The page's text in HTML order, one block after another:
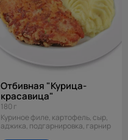
Отбивная "Курица-
красавица"
180 г
Куриное филе, картофель, сыр,
аджика, подгарнировка, гарнир